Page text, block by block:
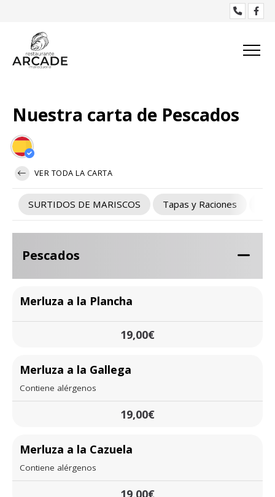
Nuestra carta de Pescados
VER TODA LA CARTA
SURTIDOS DE MARISCOS Tapas y Raciones
Pescados
Merluza a la Plancha
19,00€
Merluza a la Gallega
Contiene alérgenos
19,00€
Merluza a la Cazuela
Contiene alérgenos
19,00€